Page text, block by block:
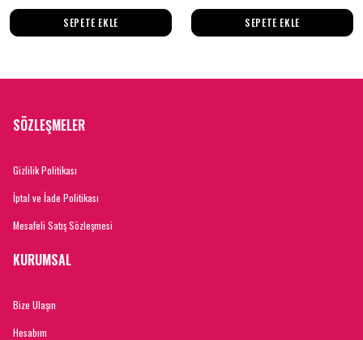
SEPETE EKLE SEPETE EKLE
SÖZLEŞMELER
Gizlilik Politikası
İptal ve İade Politikası
Mesafeli Satış Sözleşmesi
KURUMSAL
Bize Ulaşın
Hesabım